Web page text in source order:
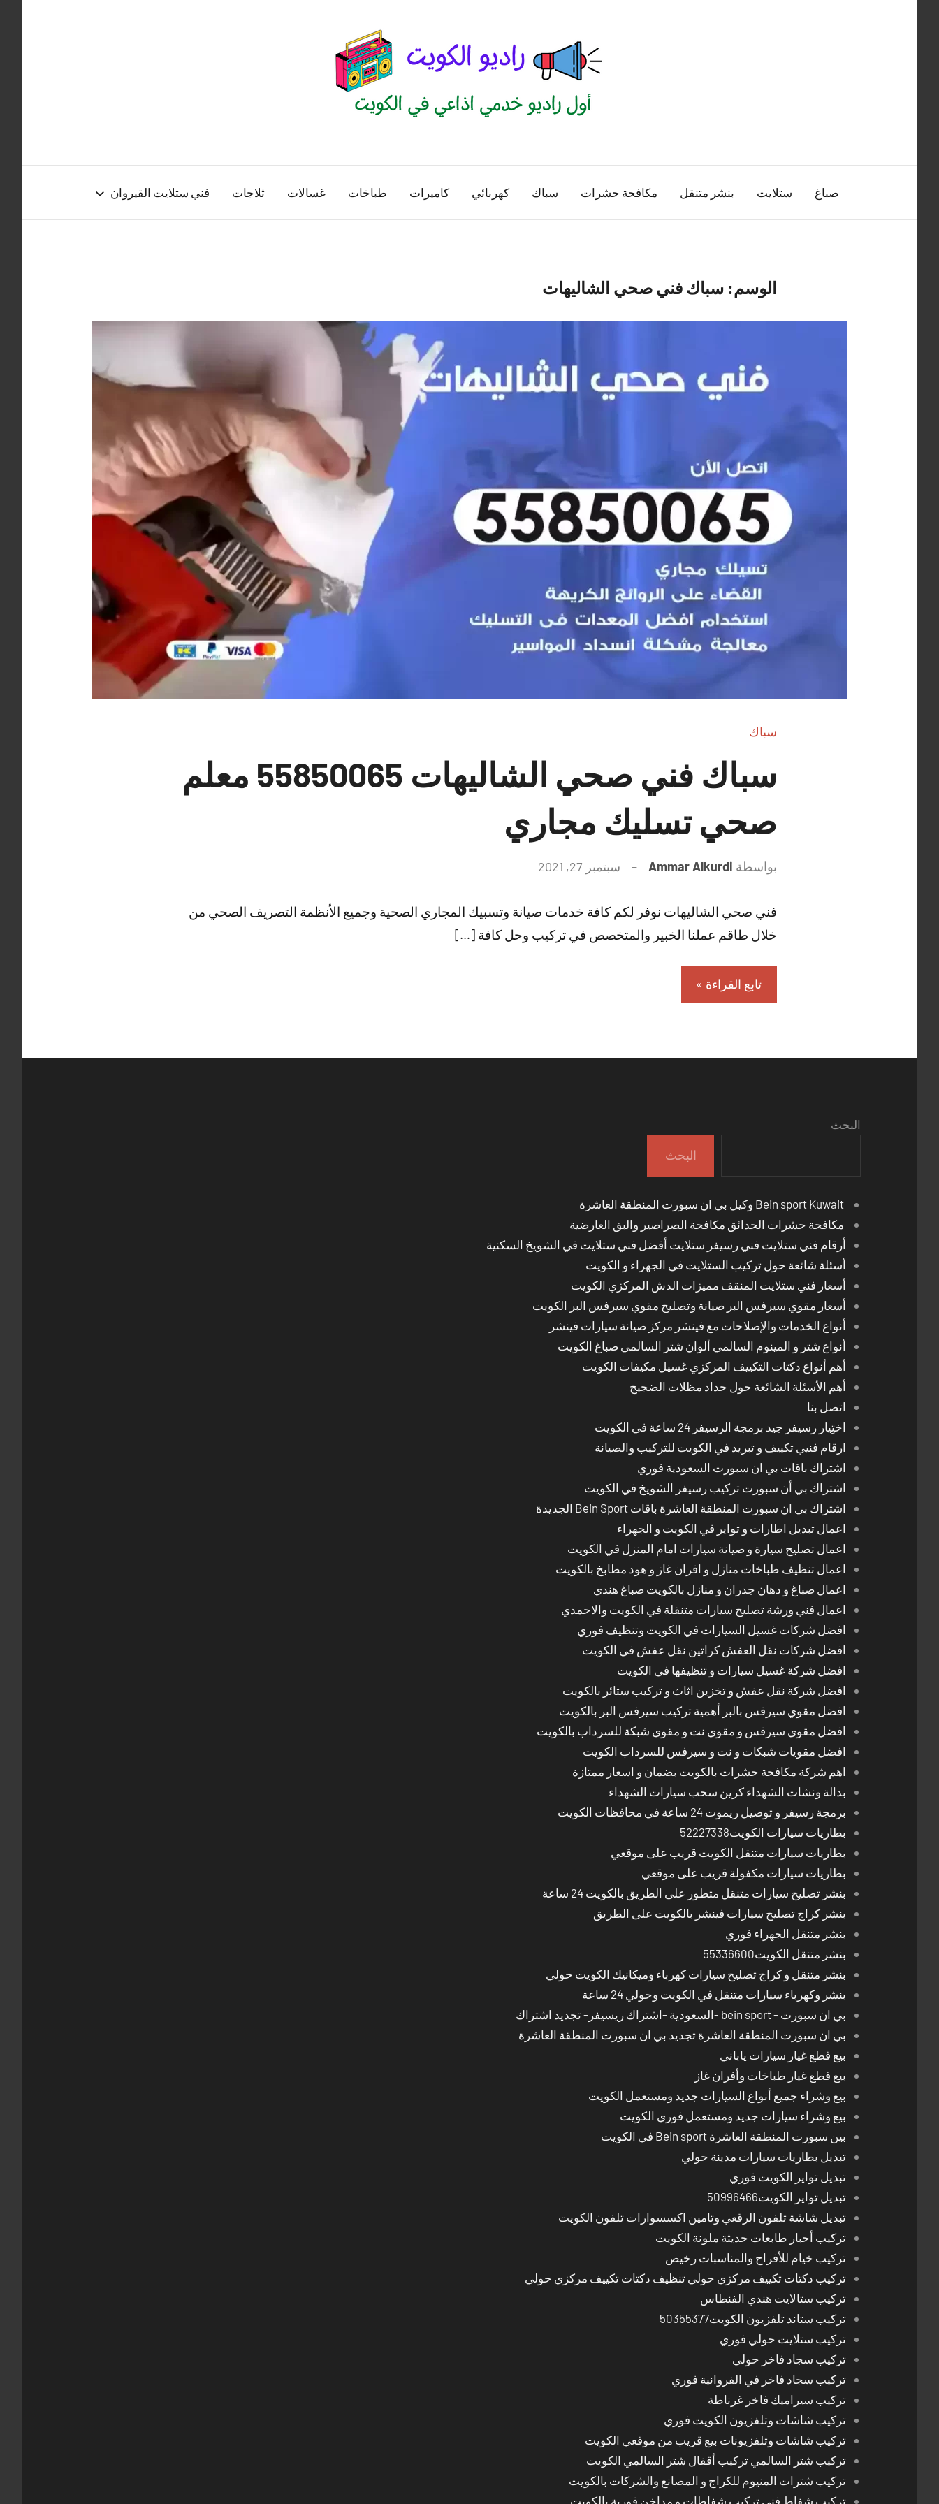
الكويت
منصة
اذاعية
صباغ ستلايت بنشر متنقل مكافحة حشرات سباك كهربائي كاميرات طباخات غسالات ثلاجات فني ستلايت القيروان
الوسم: سباك فني صحي الشاليهات
سباك
سباك فني صحي الشاليهات 55850065 معلم
صحي تسليك مجاري
بواسطة Ammar Alkurdi سبتمبر 27, 2021
تعليقات
فني صحي الشاليهات نوفر لكم كافة خدمات صيانة وتسبيك المجاري الصحية وجميع الأنظمة التصريف الصحي من
خلال طاقم عملنا الخبير والمتخصص في تركيب وحل كافة […]
تابع القراءة
البحث
البحث
Bein sport Kuwait وكيل بي ان سبورت المنطقة العاشرة
مكافحة حشرات الحدائق مكافحة الصراصير والبق العارضية
أرقام فني ستلايت فني رسيفر ستلايت أفضل فني ستلايت في الشويخ السكنية
أسئلة شائعة حول تركيب الستلايت في الجهراء و الكويت
أسعار فني ستلايت المنقف مميزات الدش المركزي الكويت
أسعار مقوي سيرفس البر صيانة وتصليح مقوي سيرفس البر الكويت
أنواع الخدمات والإصلاحات مع فينشر مركز صيانة سيارات فينشر
أنواع شتر و المينوم السالمي ألوان شتر السالمي صباغ الكويت
أهم أنواع دكتات التكييف المركزي غسيل مكيفات الكويت
أهم الأسئلة الشائعة حول حداد مظلات الضجيج
اتصل بنا
اختِيار رسيفر جيد برمجة الرسيفر 24 ساعة في الكويت
ارقام فنيي تكييف و تبريد في الكويت للتركيب والصيانة
اشتراك باقات بي ان سبورت السعودية فوري
اشتراك بي أن سبورت تركيب رسيفر الشويخ في الكويت
اشتراك بي ان سبورت المنطقة العاشرة باقات Bein Sport الجديدة
اعمال تبديل اطارات و تواير في الكويت و الجهراء
اعمال تصليح سيارة و صيانة سيارات امام المنزل في الكويت
اعمال تنظيف طباخات منازل و افران غاز و هود مطابخ بالكويت
اعمال صباغ و دهان جدران و منازل بالكويت صباغ هندي
اعمال فني ورشة تصليح سيارات متنقلة في الكويت والاحمدي
افضل شركات غسيل السيارات في الكويت وتنظيف فوري
افضل شركات نقل العفش كراتين نقل عفش في الكويت
افضل شركة غسيل سيارات و تنظيفها في الكويت
افضل شركة نقل عفش و تخزين اثاث و تركيب ستائر بالكويت
افضل مقوي سيرفس بالبر أهمية تركيب سيرفس البر بالكويت
افضل مقوي سيرفس و مقوي نت و مقوي شبكة للسرداب بالكويت
افضل مقويات شبكات و نت و سيرفس للسرداب الكويت
اهم شركة مكافحة حشرات بالكويت بضمان و اسعار ممتازة
بدالة ونشات الشهداء كرين سحب سيارات الشهداء
برمجة رسيفر و توصيل ريموت 24 ساعة في محافظات الكويت
بطاريات سيارات الكويت52227338
بطاريات سيارات متنقل الكويت قريب على موقعي
بطاريات سيارات مكفولة قريب على موقعي
بنشر تصليح سيارات متنقل متطور على الطريق بالكويت 24 ساعة
بنشر كراج تصليح سيارات فينشر بالكويت على الطريق
بنشر متنقل الجهراء فوري
بنشر متنقل الكويت55336600
بنشر متنقل و كراج تصليح سيارات كهرباء وميكانيك الكويت حولي
بنشر وكهرباء سيارات متنقل في الكويت وحولي 24 ساعة
بي ان سبورت - bein sport -السعودية -اشتراك ريسيفر- تجديد اشتراك
بي ان سبورت المنطقة العاشرة تجديد بي ان سبورت المنطقة العاشرة
بيع قطع غيار سيارات ياباني
بيع قطع غيار طباخات وأفران غاز
بيع وشراء جميع أنواع السيارات جديد ومستعمل الكويت
بيع وشراء سيارات جديد ومستعمل فوري الكويت
بين سبورت المنطقة العاشرة Bein sport في الكويت
تبديل بطاريات سيارات مدينة حولي
تبديل تواير الكويت فوري
تبديل تواير الكويت50996466
تبديل شاشة تلفون الرقعي وتامين اكسسوارات تلفون الكويت
تركيب أحبار طابعات حديثة ملونة الكويت
تركيب خيام للأفراح والمناسبات رخيص
تركيب دكتات تكييف مركزي حولي تنظيف دكتات تكييف مركزي حولي
تركيب ستالايت هندي الفنطاس
تركيب ستاند تلفزيون الكويت50355377
تركيب ستلايت حولي فوري
تركيب سجاد فاخر حولي
تركيب سجاد فاخر في الفروانية فوري
تركيب سيراميك فاخر غرناطة
تركيب شاشات وتلفزيون الكويت فوري
تركيب شاشات وتلفزيونات بيع قريب من موقعي الكويت
تركيب شتر السالمي تركيب أقفال شتر السالمي الكويت
تركيب شترات المنيوم للكراج و المصانع والشركات بالكويت
تركيب شفاط فني تركيب شفاطات و مداخن فورية بالكويت